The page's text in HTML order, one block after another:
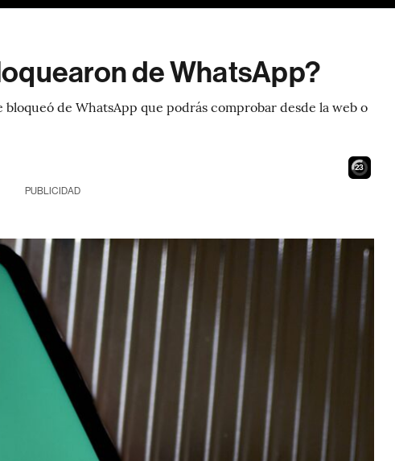
de WhatsApp?
bloqueó de WhatsApp que podrás comprobar desde la web o
21
PUBLICIDAD